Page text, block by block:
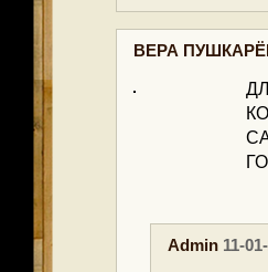
ВЕРА
Admin 11-